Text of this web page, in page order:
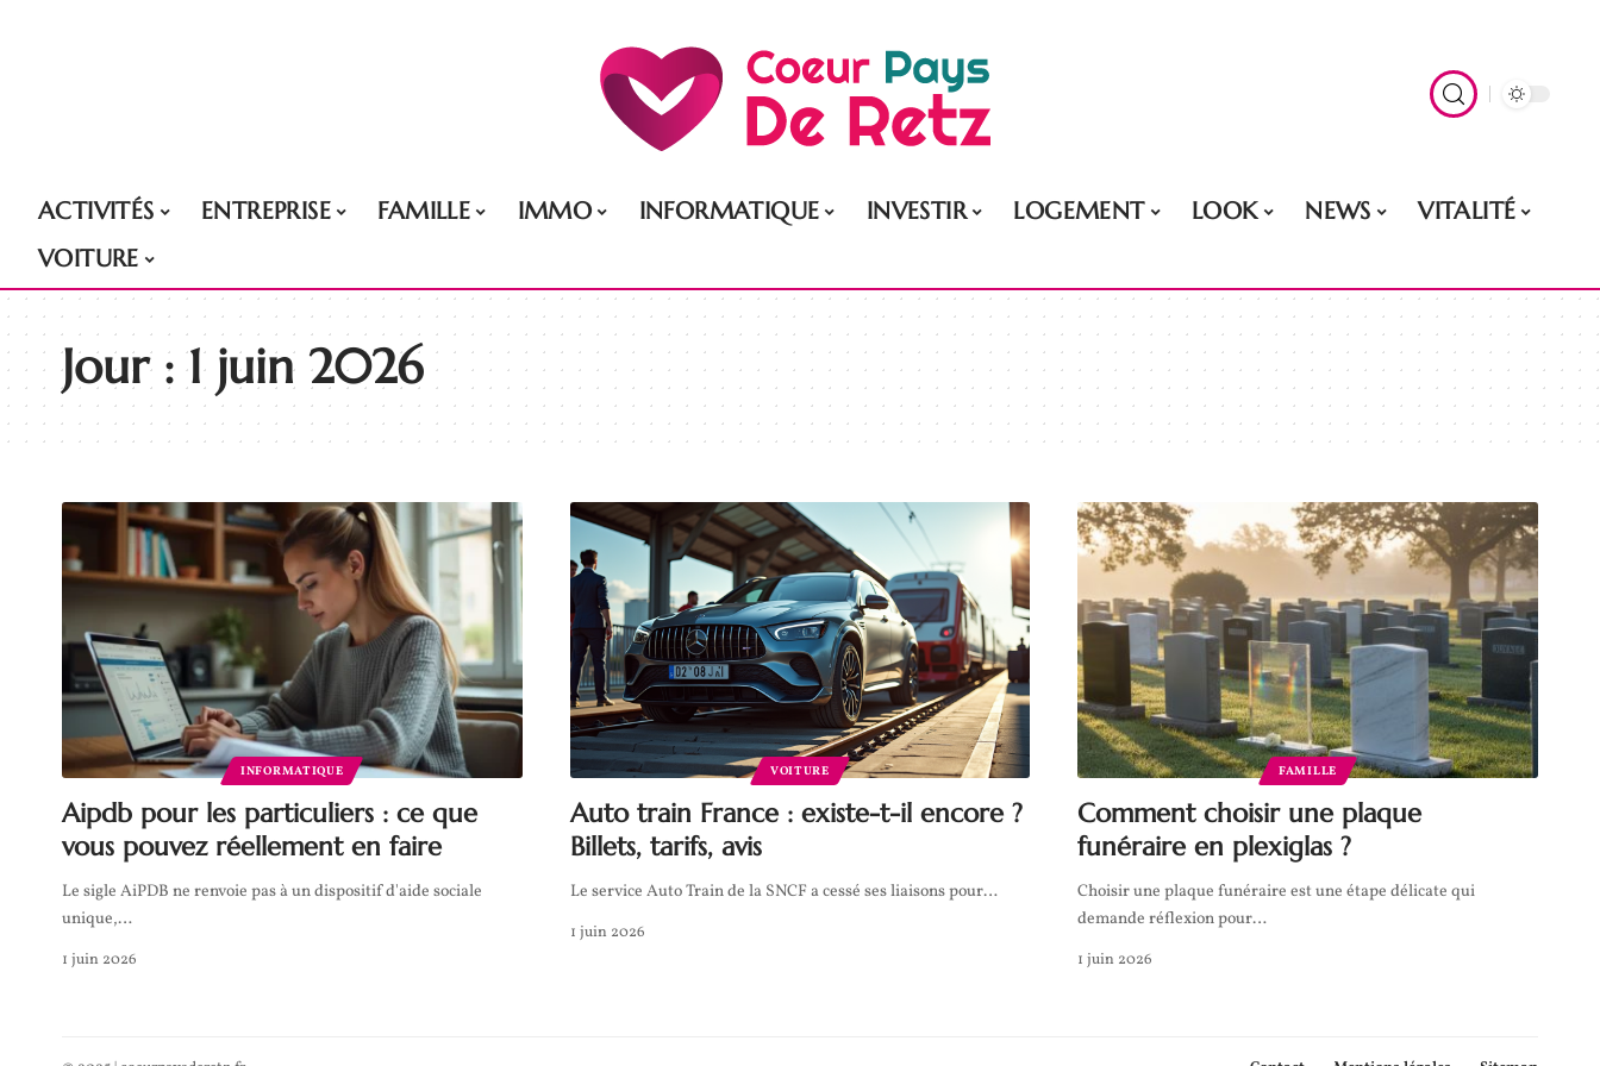
ACTIVITÉS ENTREPRISE FAMILLE IMMO INFORMATIQUE INVESTIR LOGEMENT LOOK NEWS
VITALITÉ
VOITURE
Jour :1 juin 2026
INFORMATIQUE
Aipdb pour les particuliers : ce que
vous pouvez réellement en faire
Le sigle AiPDB ne renvoie pas à un dispositif d'aide sociale
unique,…
1 juin 2026
VOITURE
Auto train France : existe-t-il encore ?
Billets, tarifs, avis
Le service Auto Train de la SNCF a cessé ses liaisons pour…
1 juin 2026
FAMILLE
Comment choisir une plaque
funéraire en plexiglas ?
Choisir une plaque funéraire est une étape délicate qui
demande réflexion pour…
1 juin 2026